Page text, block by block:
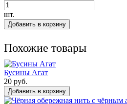
шт.
Добавить в корзину
Похожие товары
Бусины Агат
20 руб.
Добавить в корзину